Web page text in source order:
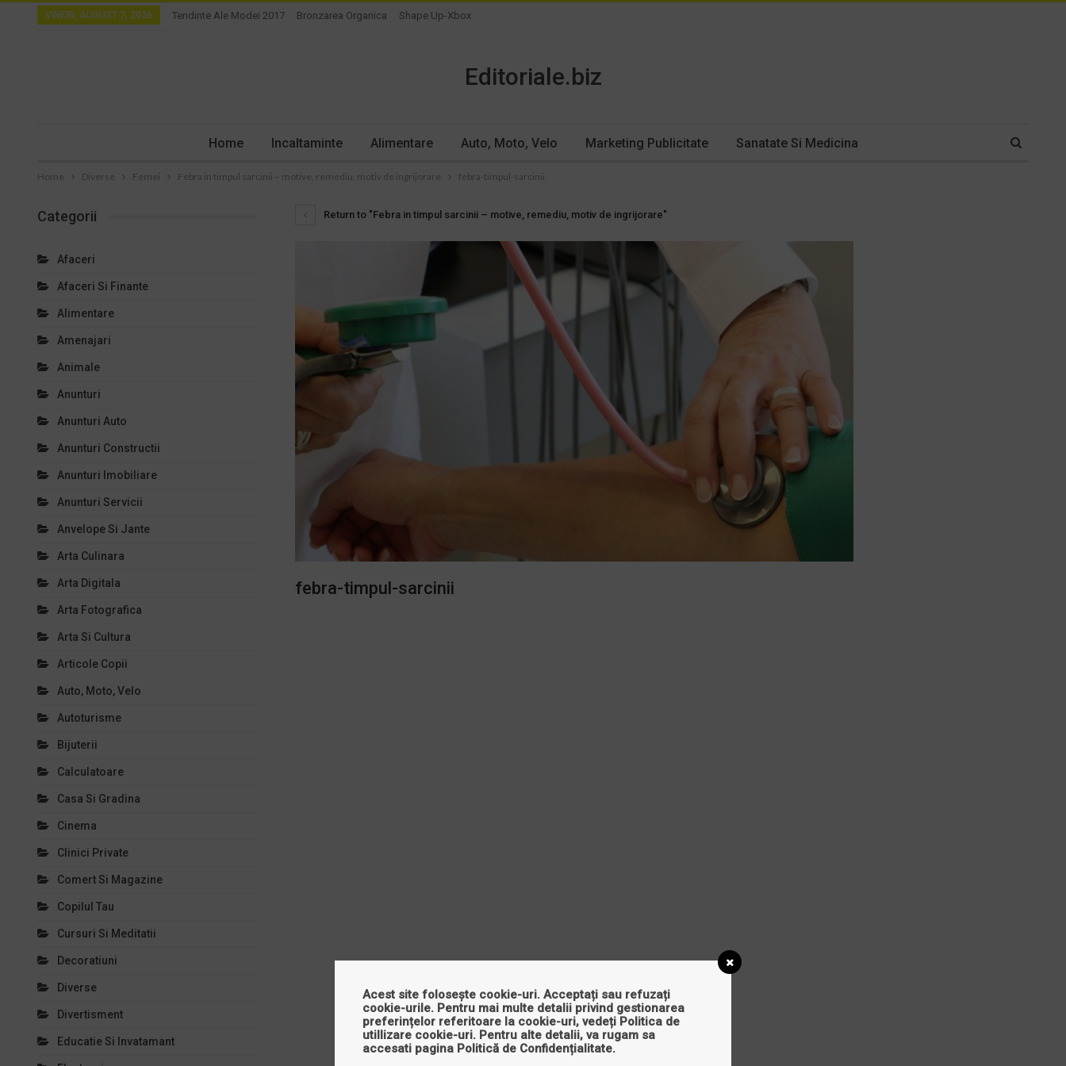
VINERI, AUGUST 7, 2026 Tendinte Ale Modei 2017 Bronzarea Organica Shape Up-Xbox
Editoriale.biz
Home Incaltaminte Alimentare Auto, Moto, Velo Marketing Publicitate Sanatate Si Medicina
Home Diverse Femei Febra in timpul sarcinii – motive, remediu, motiv de ingrijorare febra-timpul-sarcinii
Return to "Febra in timpul sarcinii – motive, remediu, motiv de ingrijorare"
febra-timpul-sarcinii
Categorii
Afaceri
Afaceri Si Finante
Alimentare
Amenajari
Animale
Anunturi
Anunturi Auto
Anunturi Constructii
Anunturi Imobiliare
Anunturi Servicii
Anvelope Si Jante
Arta Culinara
Arta Digitala
Arta Fotografica
Arta Si Cultura
Articole Copii
Auto, Moto, Velo
Autoturisme
Bijuterii
Calculatoare
Casa Si Gradina
Cinema
Clinici Private
Comert Si Magazine
Copilul Tau
Cursuri Si Meditatii
Decoratiuni
Diverse
Divertisment
Educatie Si Invatamant
Acest site folosește cookie-uri. Acceptați sau refuzați
cookie-urile. Pentru mai multe detalii privind gestionarea
preferințelor referitoare la cookie-uri, vedeți Politica de
utillizare cookie-uri. Pentru alte detalii, va rugam sa
accesati pagina Politică de Confidențialitate.